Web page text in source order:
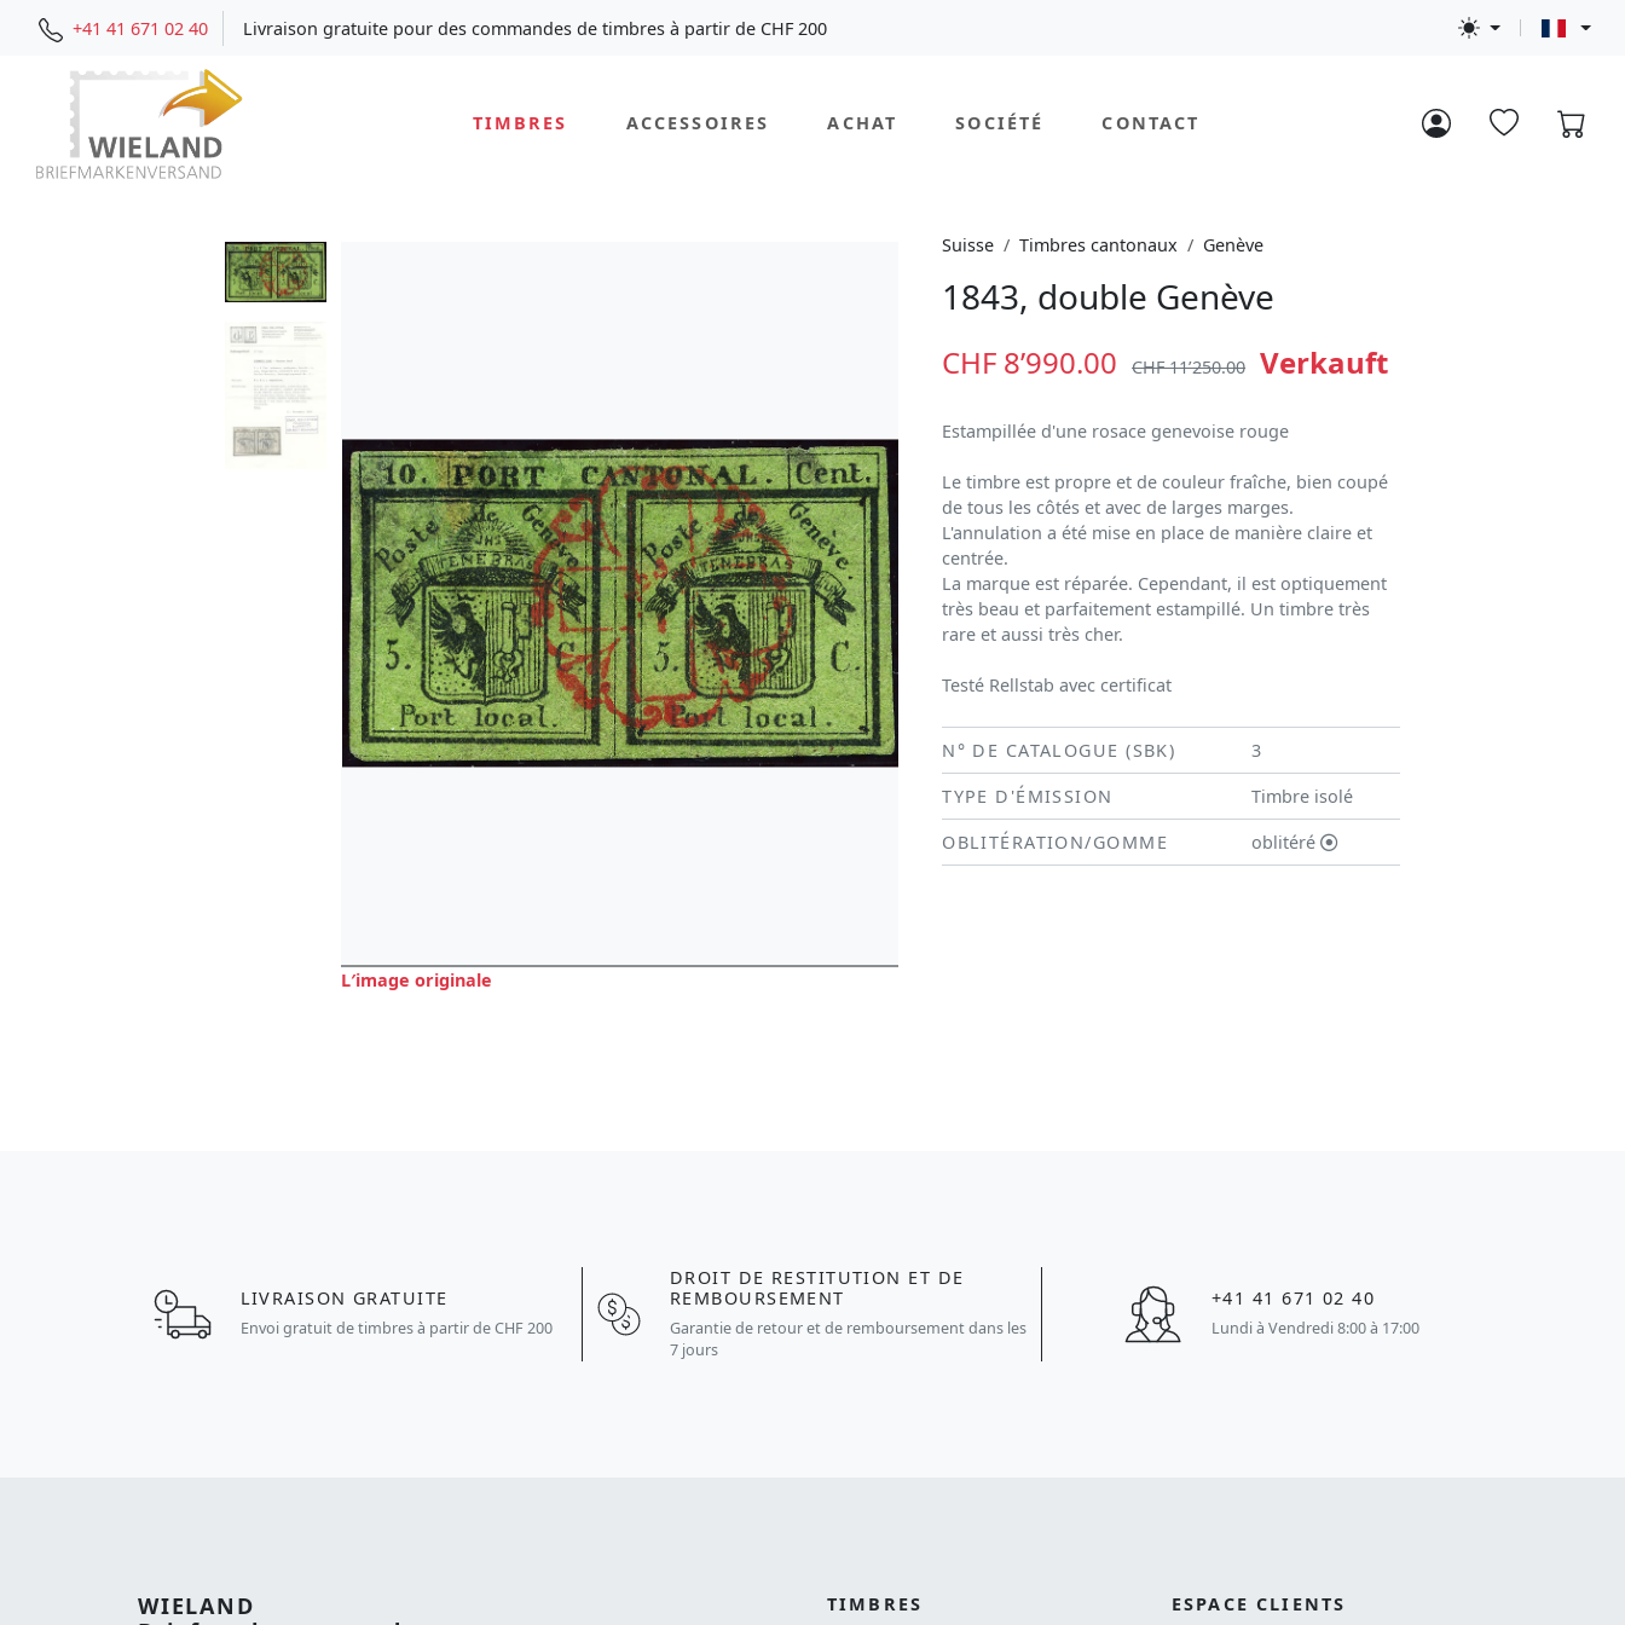
+41 41 671 02 40 Livraison gratuite pour des commandes de timbres à partir de CHF 200
TIMBRES ACCESSOIRES ACHAT SOCIÉTÉ CONTACT
L′image originale
Suisse Timbres cantonaux Genève
1843, double Genève
CHF 8’990.00 CHF 11’250.00 Verkauft
Estampillée d'une rosace genevoise rouge
Le timbre est propre et de couleur fraîche, bien coupé
de tous les côtés et avec de larges marges.
L'annulation a été mise en place de manière claire et
centrée.
La marque est réparée. Cependant, il est optiquement
très beau et parfaitement estampillé. Un timbre très
rare et aussi très cher.
Testé Rellstab avec certificat
N° DE CATALOGUE (SBK)
3
TYPE D'ÉMISSION
Timbre isolé
OBLITÉRATION/GOMME
oblitéré
LIVRAISON GRATUITE
Envoi gratuit de timbres à partir de CHF 200
DROIT DE RESTITUTION ET DE
REMBOURSEMENT
Garantie de retour et de remboursement dans les
7 jours
+41 41 671 02 40
Lundi à Vendredi 8:00 à 17:00
WIELAND
TIMBRES
ESPACE CLIENTS